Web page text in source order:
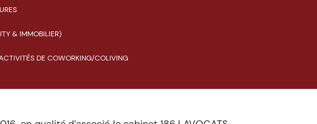
& IMMOBILIER)
DE COWORKING/COLIVING